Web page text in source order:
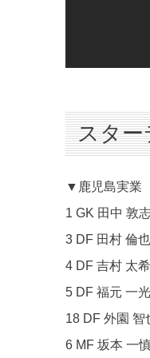
スター
▼鹿児島実業
1 GK 田中 敦
3 DF 田村 倫也
4 DF 吉村 太希
5 DF 福元 一光
18 DF 外園 智
6 MF 坂本 一